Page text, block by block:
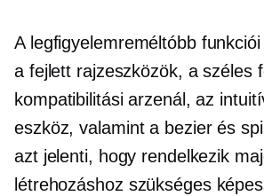
A legfigyelemreméltóbb
a fejlett rajzeszközök, a széles
kompatibilitási arzenál, az
eszköz, valamint a bezier és
azt jelenti, hogy rendelkezik
létrehozáshoz szükséges